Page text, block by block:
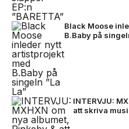
Black Moose
B.Baby på
INTERVJU:
att skriva